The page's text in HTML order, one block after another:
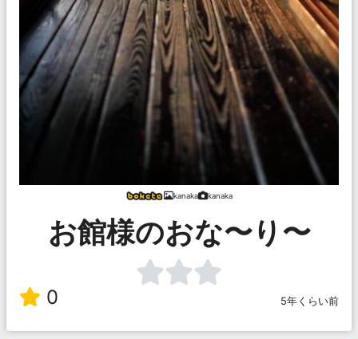
kanaka kanaka
お館様のおな〜り〜
0 5年くらい前